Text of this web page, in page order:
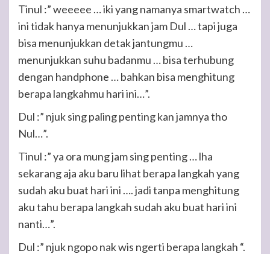
Tinul :” weeeee … iki yang namanya smartwatch …
ini tidak hanya menunjukkan jam Dul … tapi juga
bisa menunjukkan detak jantungmu …
menunjukkan suhu badanmu … bisa terhubung
dengan handphone … bahkan bisa menghitung
berapa langkahmu hari ini…”.
Dul :” njuk sing paling penting kan jamnya tho
Nul…”.
Tinul :” ya ora mung jam sing penting … lha
sekarang aja aku baru lihat berapa langkah yang
sudah aku buat hari ini …. jadi tanpa menghitung
aku tahu berapa langkah sudah aku buat hari ini
nanti…”.
Dul :” njuk ngopo nak wis ngerti berapa langkah “.